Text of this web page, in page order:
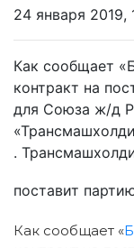
24 января 2019,
Как сообщает
контракт на
для Союза ж/д
.
поставит
Как сообщает «